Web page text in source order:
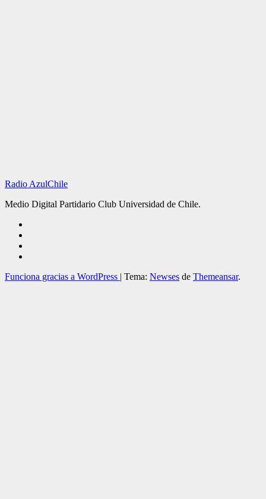
Radio AzulChile
Medio Digital Partidario Club Universidad de Chile.
Funciona gracias a WordPress | Tema: Newses de Themeansar.